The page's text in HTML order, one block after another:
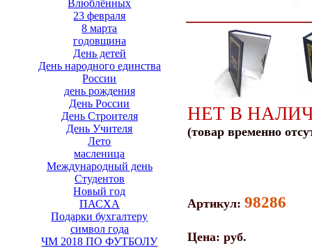
Влюблённых
23 февраля
8 марта
годовщина
День детей
День народного единства
России
день рождения
День России
День Строителя
День Учителя
Лето
масленица
Международный день
Студентов
Новый год
ПАСХА
Подарки бухгалтеру
символ года
ЧМ 2018 ПО ФУТБОЛУ
НЕТ В
(товар временно
Артикул: 98286
Цена: руб.